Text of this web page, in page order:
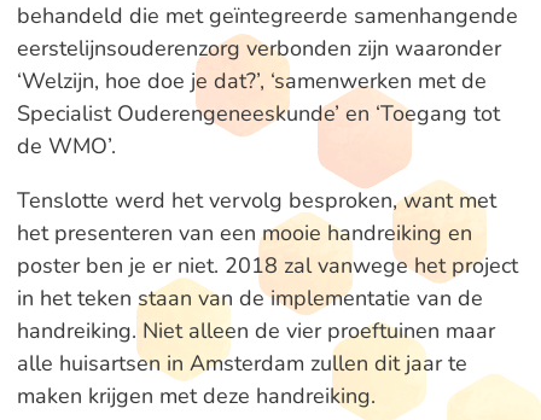
behandeld die met geïntegreerde samenhangende
eerstelijnsouderenzorg verbonden zijn waaronder
‘Welzijn, hoe doe je dat?’, ‘samenwerken met de
Specialist Ouderengeneeskunde’ en ‘Toegang tot
de WMO’.
Tenslotte werd het vervolg besproken, want met
het presenteren van een mooie handreiking en
poster ben je er niet. 2018 zal vanwege het project
in het teken staan van de implementatie van de
handreiking. Niet alleen de vier proeftuinen maar
alle huisartsen in Amsterdam zullen dit jaar te
maken krijgen met deze handreiking.